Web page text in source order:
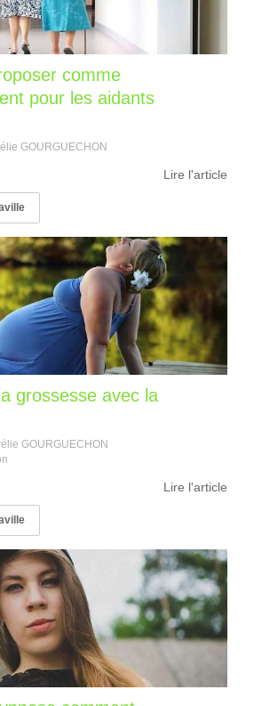
comme
pour les aidants
GOURGUECHON
Lire l'article
grossesse avec la
GOURGUECHON
Lire l'article